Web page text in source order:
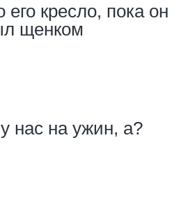
кресло, пока он
щенком
нас на ужин, а?